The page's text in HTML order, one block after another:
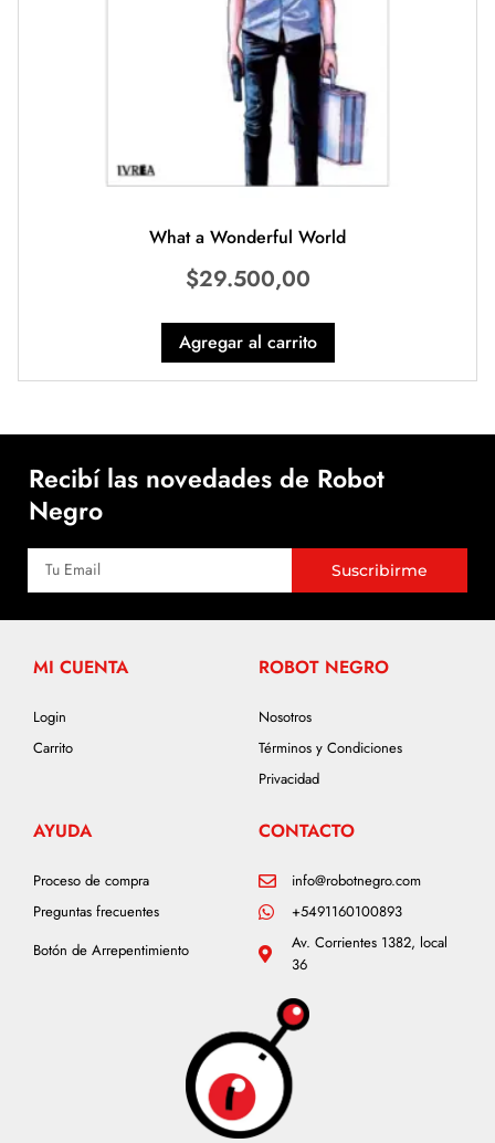
What a Wonderful World
$29.500,00
Agregar al carrito
Recibí las novedades de Robot
Negro
Suscribirme
MI CUENTA
Login
Carrito
ROBOT NEGRO
Nosotros
Términos y Condiciones
Privacidad
AYUDA
Proceso de compra
Preguntas frecuentes
Botón de Arrepentimiento
CONTACTO
info@robotnegro.com
+5491160100893
Av. Corrientes 1382, local
36